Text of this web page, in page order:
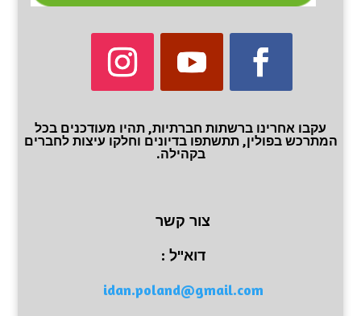
עקבו אחרינו ברשתות חברתיות, תהיו מעודכנים בכל
המתרכש בפולין, תתשתפו בדיונים וחלקו עיצות לחברים
בקהילה.
צור קשר
דוא"ל :
idan.poland@gmail.com